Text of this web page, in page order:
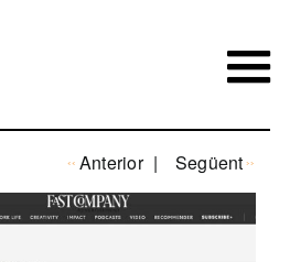
Anterior
Següent